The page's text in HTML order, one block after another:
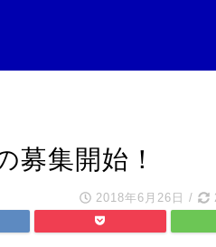
募集開始！
2018年6月26日 /